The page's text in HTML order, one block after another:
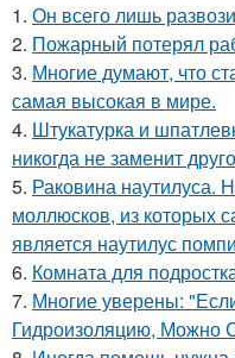
1. Он всего лишь
2. Пожарный потерял
3. Многие думают, что
самая высокая в мире.
4. Штукатурка и
никогда не заменит
5. Раковина наутилуса.
моллюсков, из которых
является наутилус
6. Комната для
7. Многие уверены:
Гидроизоляцию, Можно